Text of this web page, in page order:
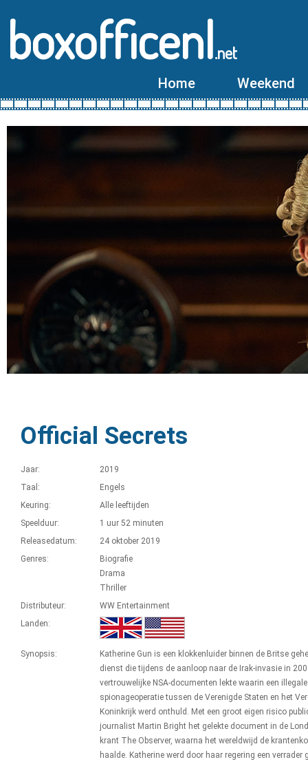
boxofficenl.net
Home Weekend
Official Secrets
Jaar:
2019
Taal:
Engels
Keuring:
Alle leeftijden
Speelduur:
1 uur 52 minuten
Releasedatum:
24 oktober 2019
Genres:
Biografie
Drama
Thriller
Distributeur:
WW Entertainment
Landen:
Synopsis:
Katherine Gun is een klokkenluider binnen de Britse
dienst die tijdens de aanloop naar de Irak-invasie in
vertrouwelijke NSA-documenten lekte waarin een illegale
spionageoperatie tussen de Verenigde Staten en het
Koninkrijk werd onthuld. Met een groot eigen risico
journalist Martin Bright het gelekte document in de
krant The Observer, waarna het wereldwijd de
haalde. Katherine werd door haar regering een verrader